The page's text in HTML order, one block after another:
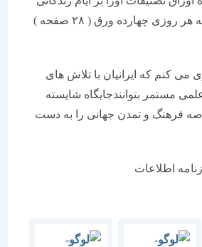
اش تقسیم کردند ،به هر روزی چهارده ورق ( ۲۸ صفحه )
که ایرانیان با تلاش های
بتوانندجایگاه شایسته
و تمدن جهانی را به دست